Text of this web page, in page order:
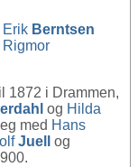
Erik Berntsen
Rigmor
1872 i Drammen,
og Hilda
med Hans
Juell
og